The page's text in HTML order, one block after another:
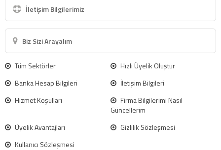
İletişim Bilgilerimiz
Biz Sizi Arayalım
Tüm Sektörler
Hızlı Üyelik Oluştur
Banka Hesap Bilgileri
İletişim Bilgileri
Hizmet Koşulları
Firma Bilgilerimi Nasıl
Güncellerim
Üyelik Avantajları
Gizlilik Sözleşmesi
Kullanıcı Sözleşmesi